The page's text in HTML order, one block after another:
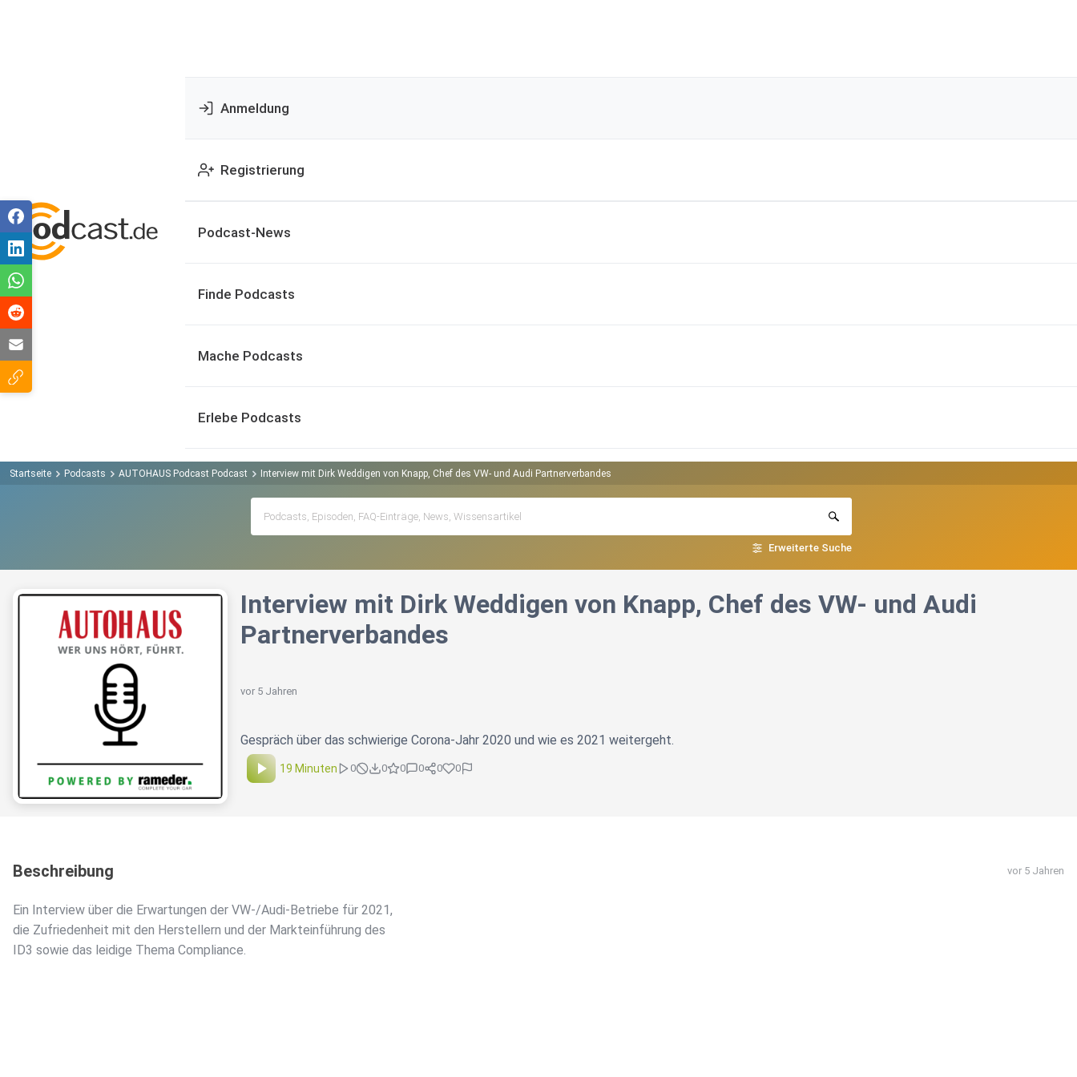
Anmeldung
Registrierung
Podcast-News
Finde Podcasts
Mache Podcasts
Erlebe Podcasts
Startseite Podcasts AUTOHAUS Podcast Podcast Interview mit Dirk Weddigen von Knapp, Chef des VW- und Audi Partnerverbandes
Erweiterte Suche
Interview mit Dirk Weddigen von Knapp, Chef des VW- und Audi
Partnerverbandes
vor 5 Jahren
Gespräch über das schwierige Corona-Jahr 2020 und wie es 2021 weitergeht.
19 Minuten 0 0 0 0 0 0
Beschreibung vor 5 Jahren
Ein Interview über die Erwartungen der VW-/Audi-Betriebe für 2021,
die Zufriedenheit mit den Herstellern und der Markteinführung des
ID3 sowie das leidige Thema Compliance.